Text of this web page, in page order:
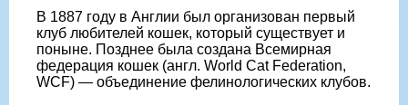
В 1887 году в Англии был организован первый
клуб любителей кошек, который существует и
поныне. Позднее была создана Всемирная
федерация кошек (англ. World Cat Federation,
WCF) — объединение фелинологических клубов.